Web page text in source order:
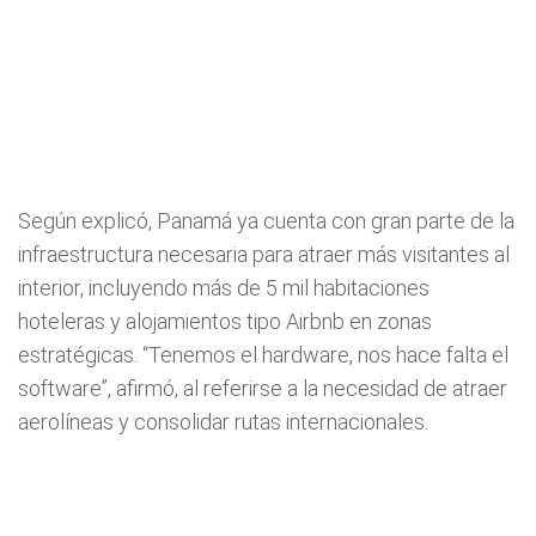
Según explicó, Panamá ya cuenta con gran parte de la
infraestructura necesaria para atraer más visitantes al
interior, incluyendo más de 5 mil habitaciones
hoteleras y alojamientos tipo Airbnb en zonas
estratégicas. “Tenemos el hardware, nos hace falta el
software”, afirmó, al referirse a la necesidad de atraer
aerolíneas y consolidar rutas internacionales.